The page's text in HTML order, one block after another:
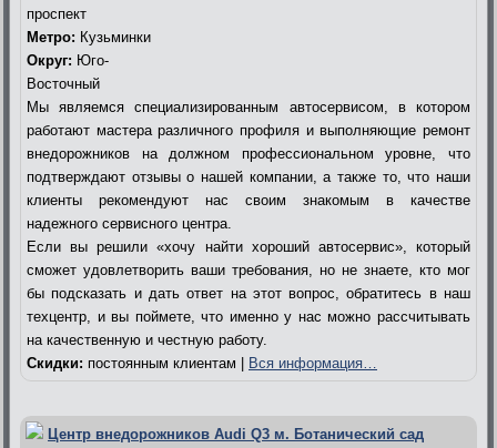
проспект
Метро: Кузьминки
Округ: Юго-
Восточный
Мы являемся специализированным автосервисом, в котором
работают мастера различного профиля и выполняющие ремонт
внедорожников на должном профессиональном уровне, что
подтверждают отзывы о нашей компании, а также то, что наши
клиенты рекомендуют нас своим знакомым в качестве
надежного сервисного центра.
Если вы решили «хочу найти хороший автосервис», который
сможет удовлетворить ваши требования, но не знаете, кто мог
бы подсказать и дать ответ на этот вопрос, обратитесь в наш
техцентр, и вы поймете, что именно у нас можно рассчитывать
на качественную и честную работу.
Скидки: постоянным клиентам | Вся информация…
Центр внедорожников Audi Q3 м. Ботанический сад